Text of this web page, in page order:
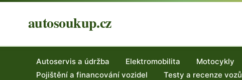
autosoukup.cz
Autoservis a údržba Elektromobilita Motocykly
Pojištění a financování vozidel
Testy a recenze vozů